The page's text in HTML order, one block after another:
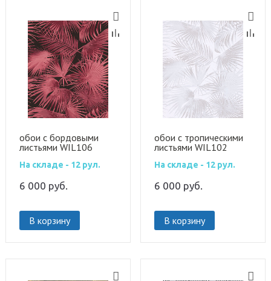
обои с бордовыми
листьями WIL106
На складе - 12 рул.
6 000 руб.
В корзину
обои с тропическими
листьями WIL102
На складе - 12 рул.
6 000 руб.
В корзину